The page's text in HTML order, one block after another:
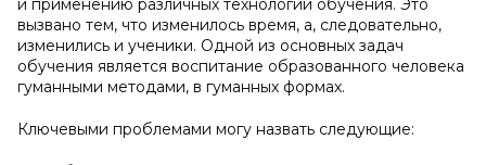
и применению различных технологий обучения. Это
вызвано тем, что изменилось время, а, следовательно,
изменились и ученики. Одной из основных задач
обучения является воспитание образованного человека
гуманными методами, в гуманных формах.
Ключевыми проблемами могу назвать следующие: